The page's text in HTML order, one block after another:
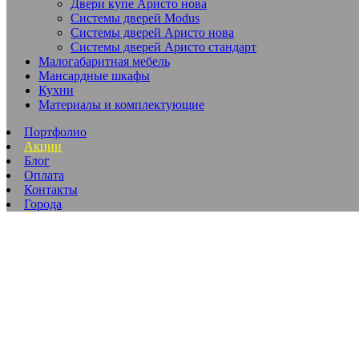
Двери купе Аристо нова
Системы дверей Modus
Системы дверей Аристо нова
Системы дверей Аристо стандарт
Малогабаритная мебель
Мансардные шкафы
Кухни
Материалы и комплектующие
Портфолио
Акции
Блог
Оплата
Контакты
Города